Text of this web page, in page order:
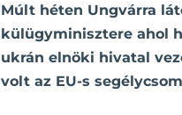
Múlt héten Ungvárra
külügyminisztere ahol
ukrán elnöki hivatal
volt az EU-s